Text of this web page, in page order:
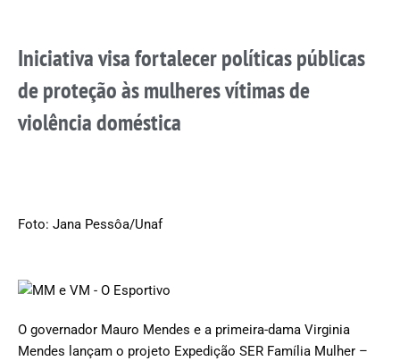
Iniciativa visa fortalecer políticas públicas
de proteção às mulheres vítimas de
violência doméstica
Foto: Jana Pessôa/Unaf
O governador Mauro Mendes e a primeira-dama Virginia
Mendes lançam o projeto Expedição SER Família Mulher –